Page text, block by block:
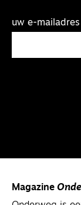
uw e-mailadres
Magazine